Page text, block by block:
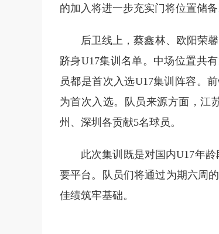
的加入将进一步充实门将位置储备
后卫线上，蔡鑫林、欧阳荣
跻身U17集训名单。中场位置共
员都是首次入选U17集训阵容。
为首次入选。队员来源方面，江
州、深圳各贡献5名球员。
此次集训既是对国内U17年
要平台。队员们将通过为期六周
佳绩筑牢基础。